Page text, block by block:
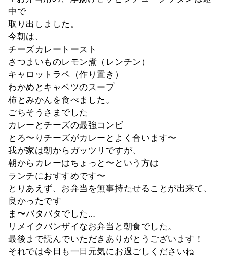
中で
取り出しました。
今朝は、
チーズカレートースト
さつまいものレモン煮（レンチン）
キャロットラペ（作り置き）
わかめとキャベツのスープ
柿とみかんを食べました。
ごちそうさまでした
カレーとチーズの最強コンビ
とろ〜りチーズがカレーとよく合います〜
我が家は朝からガッツリですが、
朝からカレーはちょっと〜という方は
ランチにおすすめです〜
とりあえず、お弁当を無事持たせることが出来て、
良かったです
ま〜バタバタでした…
リメイクバンザイなお弁当と朝食でした。
最後まで読んでいただきありがとうございます！
それでは今日も一日元気にお過ごしくださいね